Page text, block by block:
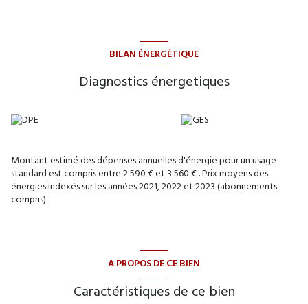
BILAN ÉNERGÉTIQUE
Diagnostics énergetiques
Montant estimé des dépenses annuelles d'énergie pour un usage
standard est compris entre 2 590 € et 3 560 € . Prix moyens des
énergies indexés sur les années 2021, 2022 et 2023 (abonnements
compris).
A PROPOS DE CE BIEN
Caractéristiques de ce bien